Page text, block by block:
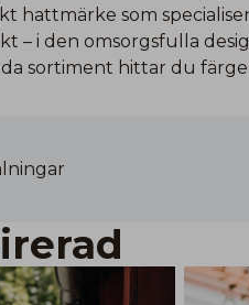
hattmärke som
– i den omsorgsfulla
sortiment hittar du